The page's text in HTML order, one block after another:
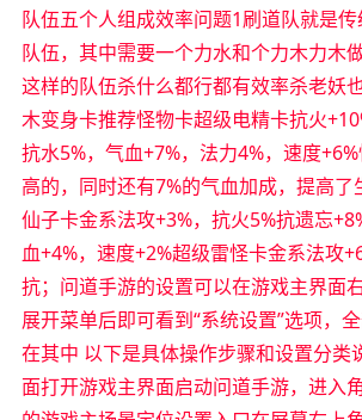
队伍五个人组成效率问题1刷道队就是
队伍，其中需要一个力水和个力木力木
这样的队伍杀什么都行都有效率杀老妖
木变身卡推荐怪物卡超级电精卡抗火
抗水5%，气血+7%，法力4%，速度
高的，同时还有7%的气血加成，提高了
仙子卡金系法攻+3%，抗火5%抗遗忘
血+4%，速度+2%超级雷怪卡金系法攻
抗；问道手游的设置可以在游戏主界面
展开菜单后即可看到“系统设置”选项，
在其中 以下是具体操作步骤和设置分类
面打开游戏主界面启动问道手游，进入